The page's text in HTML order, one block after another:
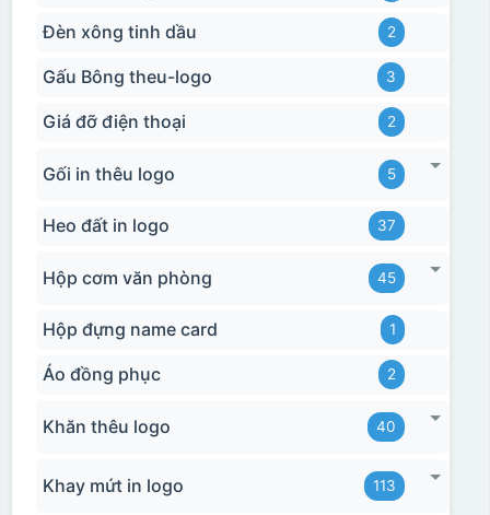
Đèn xông tinh dầu 2
Gấu Bông theu-logo 3
Giá đỡ điện thoại 2
Gối in thêu logo 5
Heo đất in logo 37
Hộp cơm văn phòng 45
Hộp đựng name card 1
Áo đồng phục 2
Khăn thêu logo 40
Khay mứt in logo 113